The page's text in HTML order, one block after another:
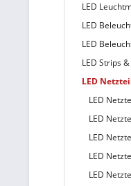
LED
LED
LED
LED Strips
LED
LED
LED
LED
LED
LED